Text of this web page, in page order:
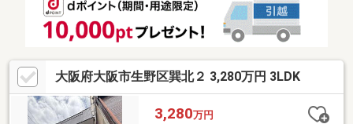
大阪府大阪市生野区巽北２ 3,280万円 3LDK
3,280万円